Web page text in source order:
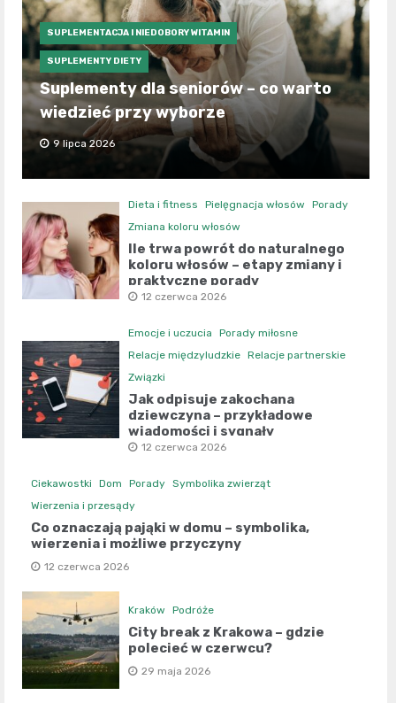
SUPLEMENTACJA I NIEDOBORY WITAMIN
SUPLEMENTY DIETY
Suplementy dla seniorów – co warto
wiedzieć przy wyborze
9 lipca 2026
Dieta i fitness Pielęgnacja włosów
Porady
Zmiana koloru włosów
Ile trwa powrót do naturalnego
koloru włosów – etapy zmiany i
praktyczne porady
12 czerwca 2026
Emocje i uczucia
Porady miłosne
Relacje międzyludzkie Relacje partnerskie
Związki
Jak odpisuje zakochana
dziewczyna – przykładowe
wiadomości i sygnały
12 czerwca 2026
Ciekawostki Dom Porady Symbolika zwierząt
Wierzenia i przesądy
Co oznaczają pająki w domu – symbolika,
wierzenia i możliwe przyczyny
12 czerwca 2026
Kraków Podróże
City break z Krakowa – gdzie
polecieć w czerwcu?
29 maja 2026